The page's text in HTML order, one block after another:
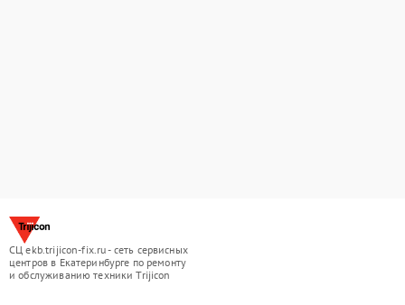
СЦ ekb.trijicon-fix.ru - сеть сервисных
центров в Екатеринбурге по ремонту
и обслуживанию техники Trijicon